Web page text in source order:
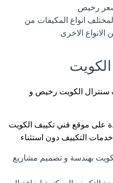
رخيص.
انواع المكيفات من
الاخرى.
سنترال الكويت رخيص و
على موقع فني تكييف الكويت
بهندسة و تصميم مشاريع